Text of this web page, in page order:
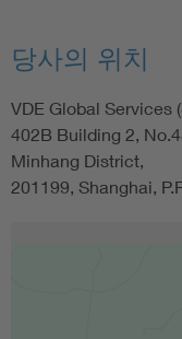
당사의 위치
VDE Global Services
402B Building 2,
Minhang District,
201199, Shanghai,